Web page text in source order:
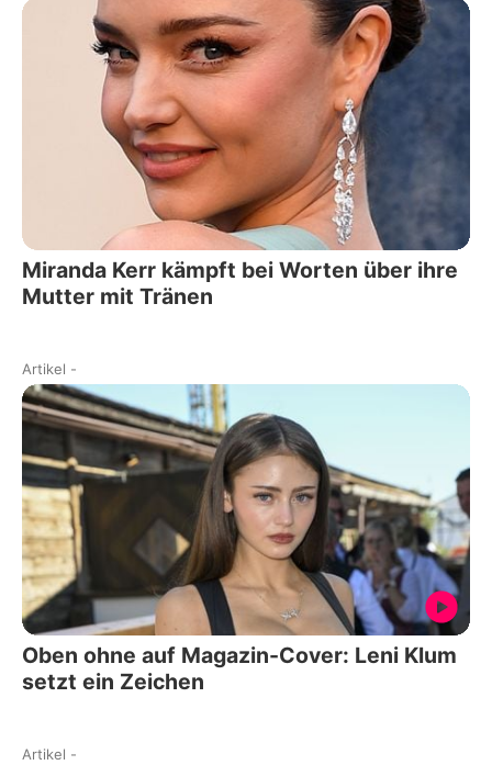
Miranda Kerr kämpft bei Worten über ihre
Mutter mit Tränen
Artikel -
Oben ohne auf Magazin-Cover: Leni Klum
setzt ein Zeichen
Artikel -